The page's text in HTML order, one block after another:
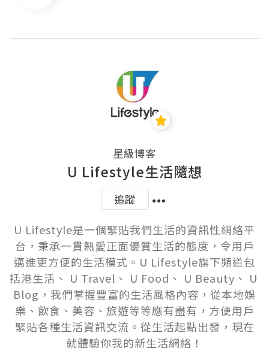
星級博客
U Lifestyle生活隨想
追蹤
U Lifestyle是一個緊貼我們生活的資訊性網絡平
台，秉承一貫熱愛正面優質生活的態度，令用戶
邁進更方便的生活模式。U Lifestyle旗下頻道包
括港生活、 U Travel、 U Food、 U Beauty、 U
Blog，我們掌握豐富的生活風格內容，從本地娛
樂、飲食、美容、旅遊等等應有盡有，方便用戶
緊貼各種生活資訊交流。從生活起點出發，現在
就體驗你我的新生活網絡！